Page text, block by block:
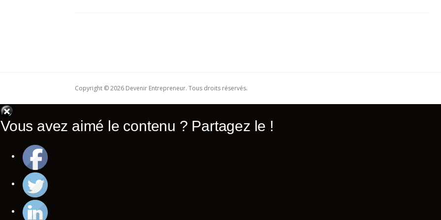
Copyright © 2026 Devenir Entrepreneur. Tous droits réservés.
Vous avez aimé le contenu ? Partagez le !